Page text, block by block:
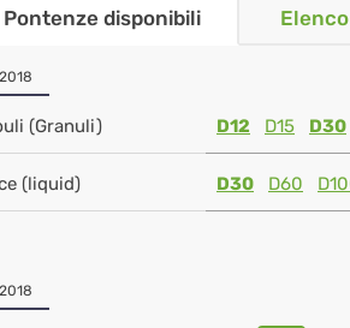
Pontenze disponibili
(Granuli) D12 D15 D30
(liquid) D30 D60